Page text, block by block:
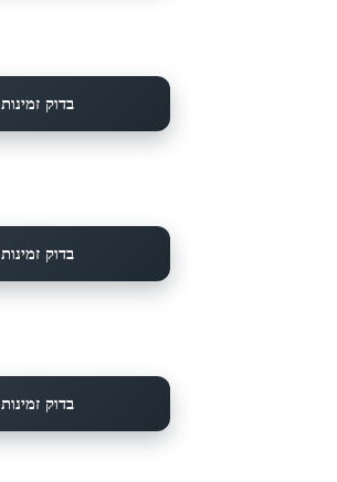
בדוק זמינות
בדוק זמינות
בדוק זמינות